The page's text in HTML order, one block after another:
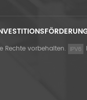
Rechte vorbehalten.